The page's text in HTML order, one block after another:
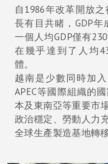
自1986年改革開放
長有目共睹，GDP年
一個人均GDP僅有
在幾乎達到了人均
體。
越南是少數同時加入
APEC等國際組織的
本及東南亞等重要市
政治穩定、勞動人力
全球生產製造基地轉